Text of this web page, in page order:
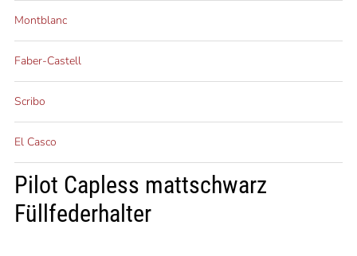
Montblanc
Faber-Castell
Scribo
El Casco
Pilot Capless mattschwarz
Füllfederhalter